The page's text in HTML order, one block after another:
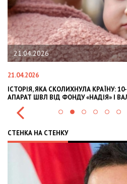
КРАЇНУ: 10-МІСЯЧНИЙ МАРК ОТРИМАВ
І ВАЛЕРІЯ ДУБІЛЯ
СТЕНКА НА СТЕНКУ